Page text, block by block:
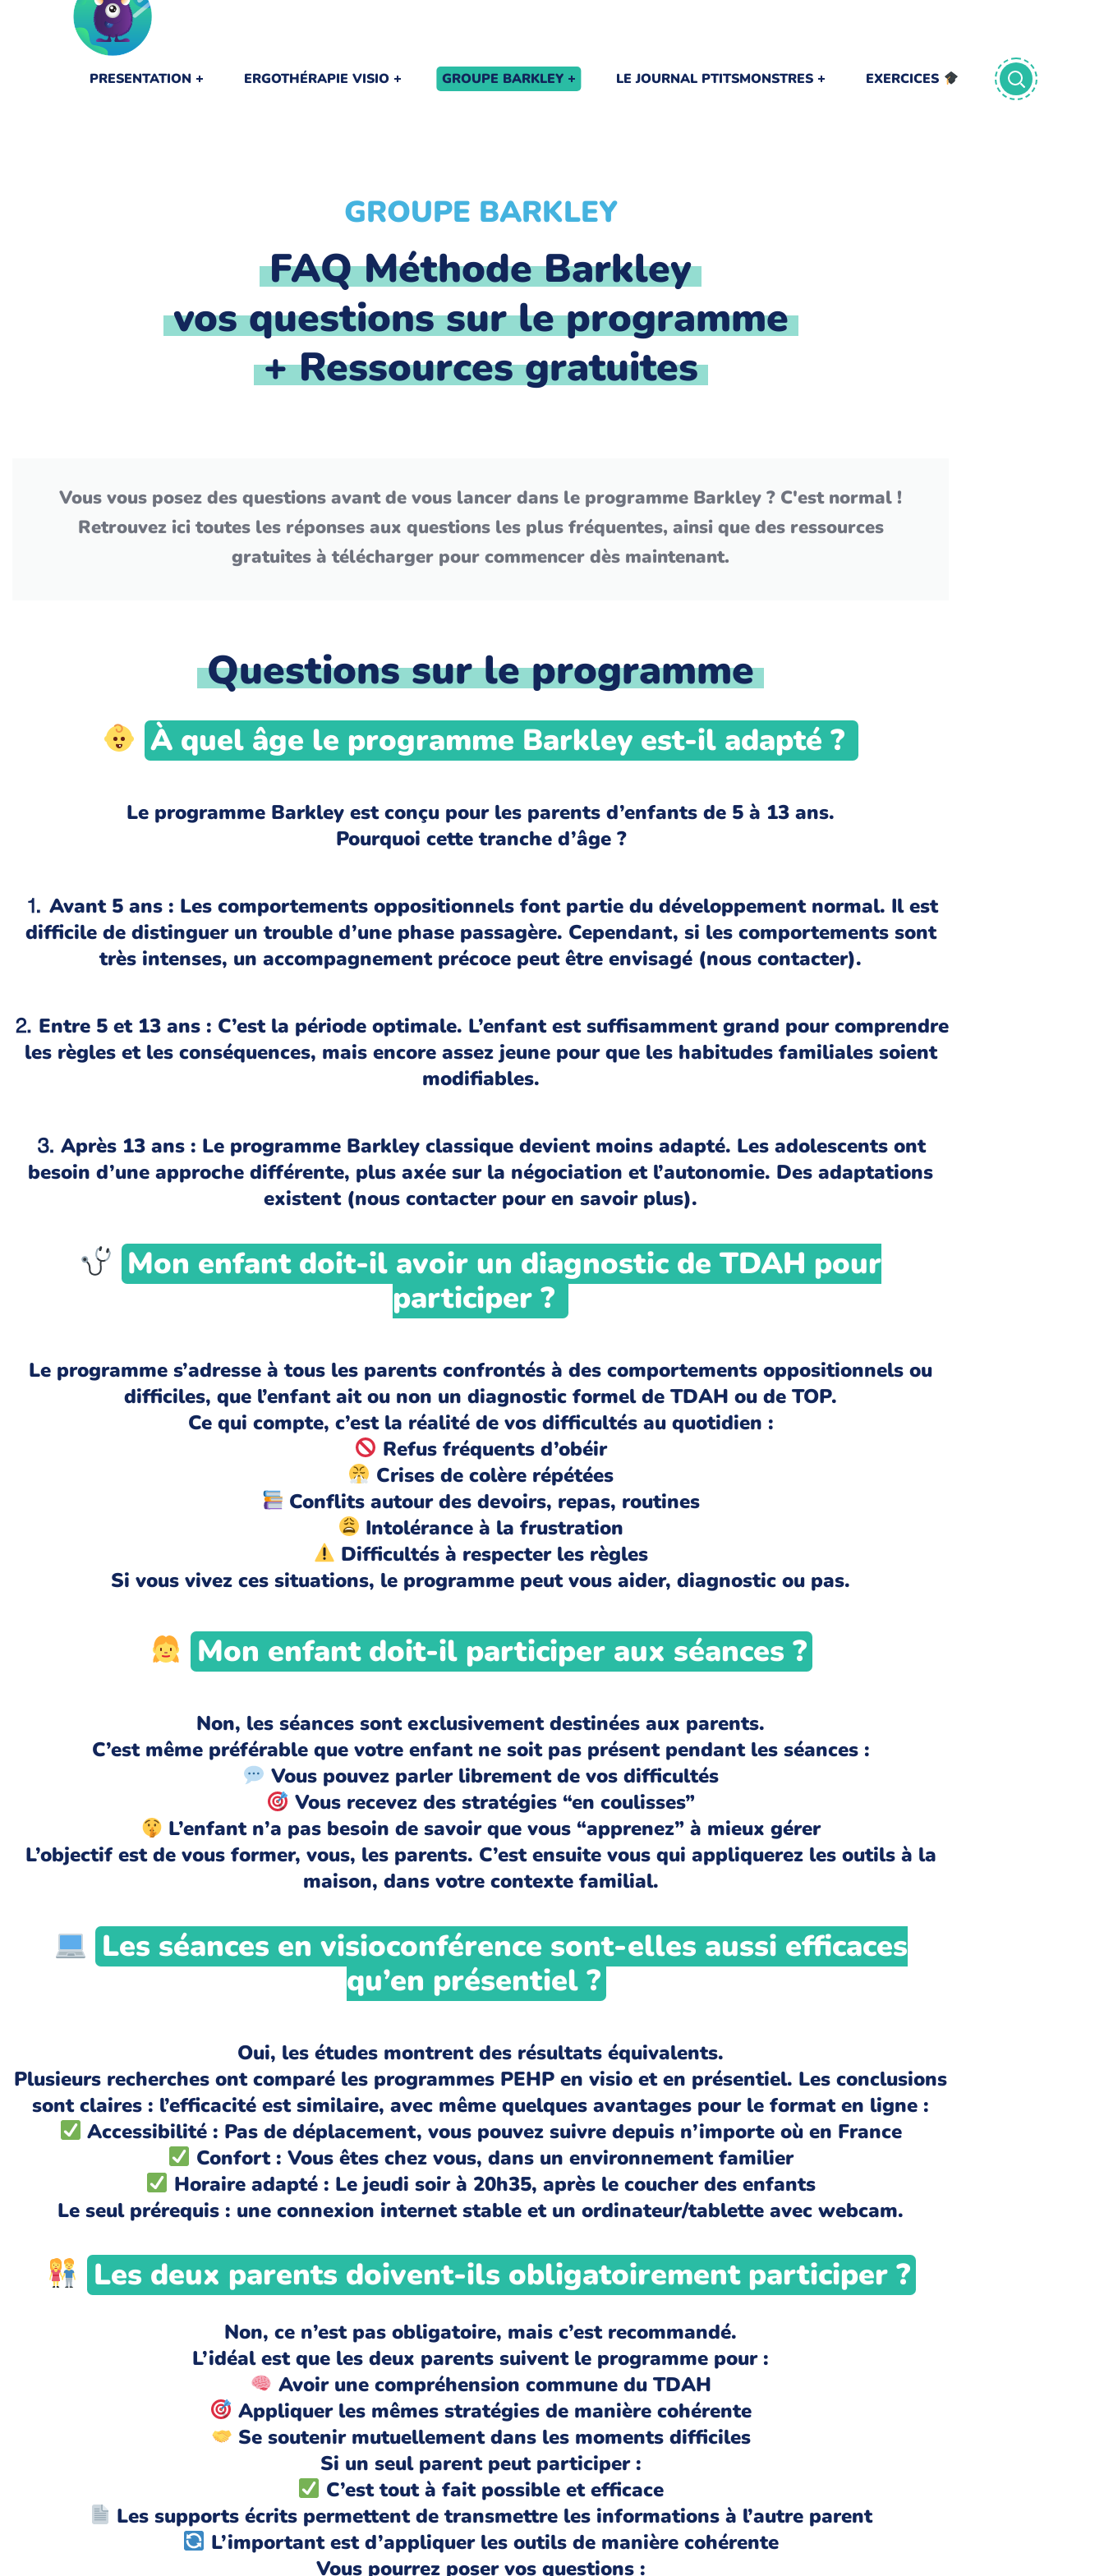
PRESENTATION ERGOTHÉRAPIE VISIO GROUPE BARKLEY LE JOURNAL PTITSMONSTRES EXERCICES
GROUPE BARKLEY
FAQ Méthode Barkley
vos questions sur le programme
+ Ressources gratuites
Vous vous posez des questions avant de vous lancer dans le programme Barkley ? C'est normal !
Retrouvez ici toutes les réponses aux questions les plus fréquentes, ainsi que des ressources
gratuites à télécharger pour commencer dès maintenant.
Questions sur le programme
À quel âge le programme Barkley est-il adapté ?
Le programme Barkley est conçu pour les parents d’enfants de 5 à 13 ans.
Pourquoi cette tranche d’âge ?
⒈ Avant 5 ans : Les comportements oppositionnels font partie du développement normal. Il est
difficile de distinguer un trouble d’une phase passagère. Cependant, si les comportements sont
très intenses, un accompagnement précoce peut être envisagé (nous contacter).
⒉ Entre 5 et 13 ans : C’est la période optimale. L’enfant est suffisamment grand pour comprendre
les règles et les conséquences, mais encore assez jeune pour que les habitudes familiales soient
modifiables.
⒊ Après 13 ans : Le programme Barkley classique devient moins adapté. Les adolescents ont
besoin d’une approche différente, plus axée sur la négociation et l’autonomie. Des adaptations
existent (nous contacter pour en savoir plus).
Mon enfant doit-il avoir un diagnostic de TDAH pour
participer ?
Le programme s’adresse à tous les parents confrontés à des comportements oppositionnels ou
difficiles, que l’enfant ait ou non un diagnostic formel de TDAH ou de TOP.
Ce qui compte, c’est la réalité de vos difficultés au quotidien :
Refus fréquents d’obéir
Crises de colère répétées
Conflits autour des devoirs, repas, routines
Intolérance à la frustration
Difficultés à respecter les règles
Si vous vivez ces situations, le programme peut vous aider, diagnostic ou pas.
Mon enfant doit-il participer aux séances ?
Non, les séances sont exclusivement destinées aux parents.
C’est même préférable que votre enfant ne soit pas présent pendant les séances :
Vous pouvez parler librement de vos difficultés
Vous recevez des stratégies “en coulisses”
L’enfant n’a pas besoin de savoir que vous “apprenez” à mieux gérer
L’objectif est de vous former, vous, les parents. C’est ensuite vous qui appliquerez les outils à la
maison, dans votre contexte familial.
Les séances en visioconférence sont-elles aussi efficaces
qu’en présentiel ?
Oui, les études montrent des résultats équivalents.
Plusieurs recherches ont comparé les programmes PEHP en visio et en présentiel. Les conclusions
sont claires : l’efficacité est similaire, avec même quelques avantages pour le format en ligne :
Accessibilité : Pas de déplacement, vous pouvez suivre depuis n’importe où en France
Confort : Vous êtes chez vous, dans un environnement familier
Horaire adapté : Le jeudi soir à 20h35, après le coucher des enfants
Le seul prérequis : une connexion internet stable et un ordinateur/tablette avec webcam.
Les deux parents doivent-ils obligatoirement participer ?
Non, ce n’est pas obligatoire, mais c’est recommandé.
L’idéal est que les deux parents suivent le programme pour :
Avoir une compréhension commune du TDAH
Appliquer les mêmes stratégies de manière cohérente
Se soutenir mutuellement dans les moments difficiles
Si un seul parent peut participer :
C’est tout à fait possible et efficace
Les supports écrits permettent de transmettre les informations à l’autre parent
L’important est d’appliquer les outils de manière cohérente
Vous pourrez poser vos questions :